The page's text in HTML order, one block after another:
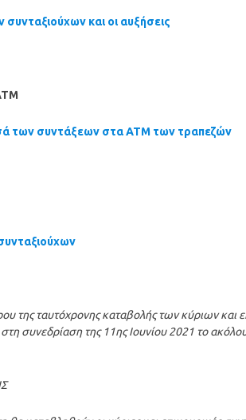
και οι αυξήσεις
των συντάξεων στα ΑΤΜ των τραπεζών
της ταυτόχρονης καταβολής των κύριων και
συνεδρίαση της 11ης Ιουνίου 2021 το